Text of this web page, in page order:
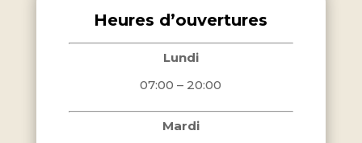
Heures d’ouvertures
Lundi
07:00 – 20:00
Mardi